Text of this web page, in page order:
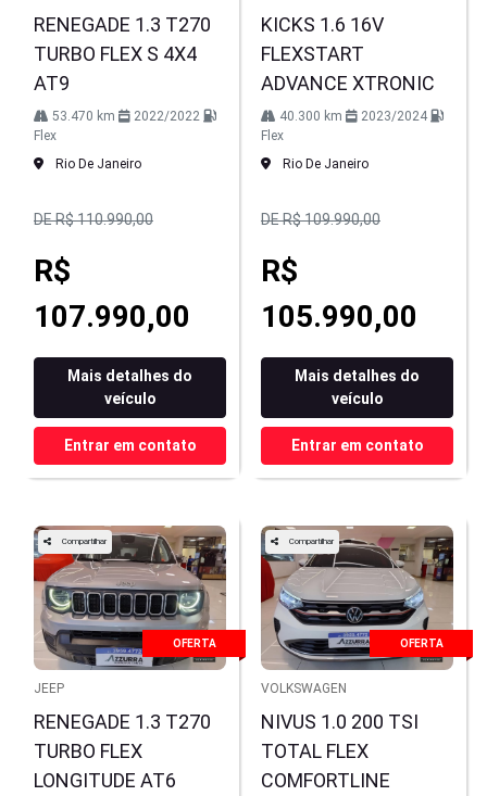
RENEGADE 1.3 T270
TURBO FLEX S 4X4
AT9
53.470 km
2022/2022
Flex
Rio De Janeiro
DE R$ 110.990,00
R$
107.990,00
Mais detalhes do
veículo
Entrar em contato
KICKS 1.6 16V
FLEXSTART
ADVANCE XTRONIC
40.300 km
2023/2024
Flex
Rio De Janeiro
DE R$ 109.990,00
R$
105.990,00
Mais detalhes do
veículo
Entrar em contato
OFERTA
Compartilhar
JEEP
RENEGADE 1.3 T270
TURBO FLEX
LONGITUDE AT6
OFERTA
Compartilhar
VOLKSWAGEN
NIVUS 1.0 200 TSI
TOTAL FLEX
COMFORTLINE